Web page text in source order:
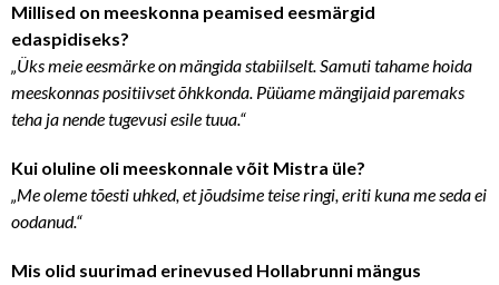
Millised on meeskonna peamised eesmärgid
edaspidiseks?
„Üks meie eesmärke on mängida stabiilselt. Samuti tahame hoida
meeskonnas positiivset õhkkonda. Püüame mängijaid paremaks
teha ja nende tugevusi esile tuua.“
Kui oluline oli meeskonnale võit Mistra üle?
„Me oleme tõesti uhked, et jõudsime teise ringi, eriti kuna me seda ei
oodanud.“
Mis olid suurimad erinevused Hollabrunni mängus